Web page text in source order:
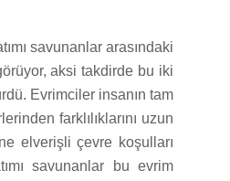
savunanlar arasındaki
aksi takdirde bu iki
Evrimciler insanın tam
farklılıklarını uzun
elverişli çevre koşulları
savunanlar bu evrim